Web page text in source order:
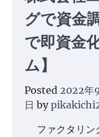
グで資金
で即資金
ム】
Posted 2022年
日 by
ファクタリン